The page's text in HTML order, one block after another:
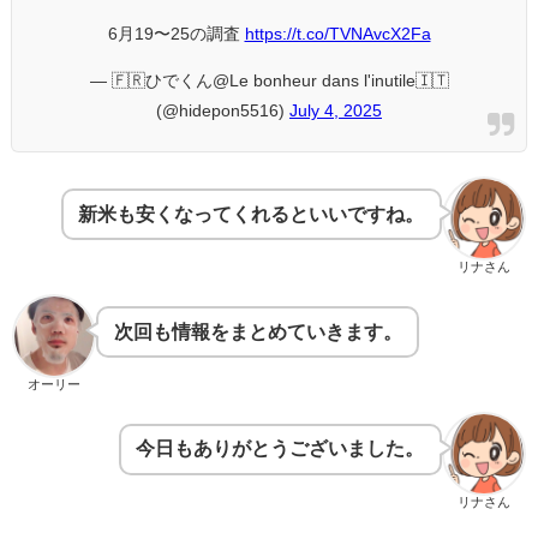
6月19〜25の調査 https://t.co/TVNAvcX2Fa
— 🇫🇷ひでくん@Le bonheur dans l'inutile🇮🇹
(@hidepon5516) July 4, 2025
リナさん
新米も安くなってくれるといいですね。
オーリー
次回も情報をまとめていきます。
リナさん
今日もありがとうございました。